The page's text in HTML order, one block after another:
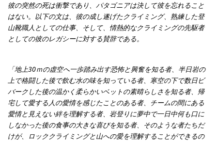
彼の突然の死は衝撃であり、パタゴニアは決して彼を忘れること
はない。以下の文は、彼の成し遂げたクライミング、熟練した登
山靴職人としての仕事、そして、情熱的なクライミングの先駆者
としての彼のレガシーに対する賛辞である。
「地上30ｍの虚空へ一歩踏み出す恐怖と興奮を知る者、半日岩の
上で格闘した後で飲む水の味を知っている者、寒空の下で数日ビ
バークした後の温かく柔らかいベットの素晴らしさを知る者、帰
宅して愛する人の愛情を感じたことのある者、チームの間にある
愛情と見えない絆を理解する者、岩登りに夢中で一日中何も口に
しなかった後の食事の大きな喜びを知る者、そのような者たちだ
けが、ロッククライミングと山への愛を理解することができるの